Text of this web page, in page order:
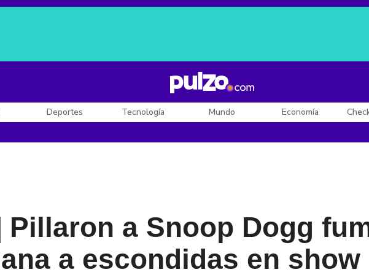
Posesión de De la Espriella
Deportes Tecnología Mundo Economía
Pillaron a Snoop Dogg
a escondidas en